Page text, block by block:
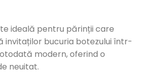
ideală pentru părinții care
invitaților bucuria botezului într-
modern, oferind o
neuitat.